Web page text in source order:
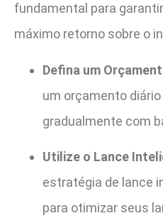
fundamental para
máximo retorno sobre o
Defina um
um orçamento
gradualmente com
Utilize o Lance
estratégia de lance
para otimizar seus